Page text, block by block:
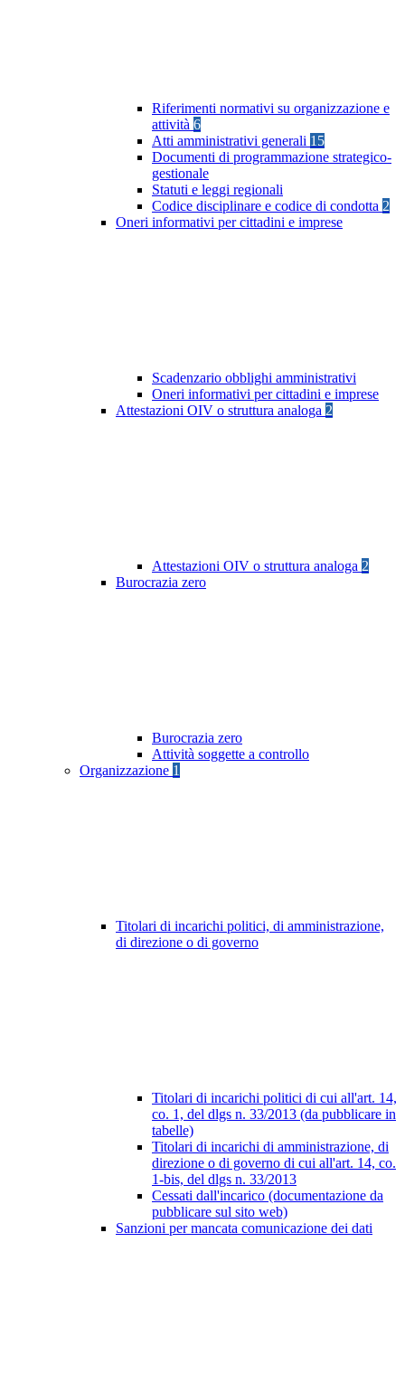
Riferimenti normativi su organizzazione e
attività 6
Atti amministrativi generali 15
Documenti di programmazione strategico-
gestionale
Statuti e leggi regionali
Codice disciplinare e codice di condotta 2
Oneri informativi per cittadini e imprese
Scadenzario obblighi amministrativi
Oneri informativi per cittadini e imprese
Attestazioni OIV o struttura analoga 2
Attestazioni OIV o struttura analoga 2
Burocrazia zero
Burocrazia zero
Attività soggette a controllo
Organizzazione 1
Titolari di incarichi politici, di amministrazione,
di direzione o di governo
Titolari di incarichi politici di cui all'art. 14,
co. 1, del dlgs n. 33/2013 (da pubblicare in
tabelle)
Titolari di incarichi di amministrazione, di
direzione o di governo di cui all'art. 14, co.
1-bis, del dlgs n. 33/2013
Cessati dall'incarico (documentazione da
pubblicare sul sito web)
Sanzioni per mancata comunicazione dei dati